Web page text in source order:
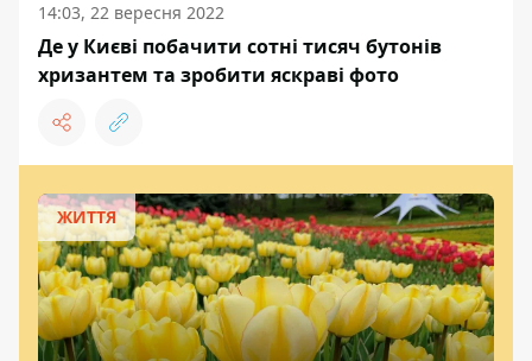
14:03, 22 вересня 2022
Де у Києві побачити сотні тисяч бутонів
хризантем та зробити яскраві фото
ЖИТТЯ